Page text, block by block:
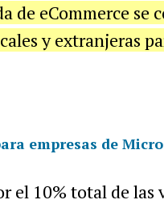
de eCommerce se
y extranjeras
empresas de
el 10% total de las